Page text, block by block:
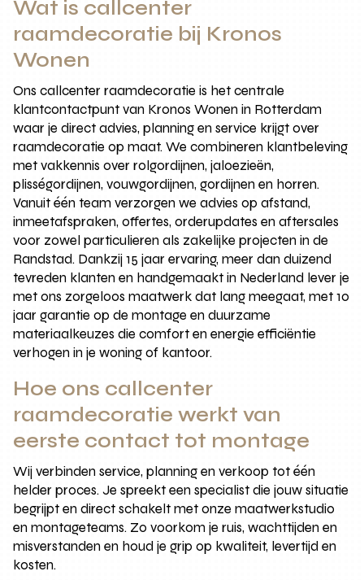
Wat is callcenter
raamdecoratie bij Kronos
Wonen
Ons callcenter raamdecoratie is het centrale
klantcontactpunt van Kronos Wonen in Rotterdam
waar je direct advies, planning en service krijgt over
raamdecoratie op maat. We combineren klantbeleving
met vakkennis over rolgordijnen, jaloezieën,
plisségordijnen, vouwgordijnen, gordijnen en horren.
Vanuit één team verzorgen we advies op afstand,
inmeetafspraken, offertes, orderupdates en aftersales
voor zowel particulieren als zakelijke projecten in de
Randstad. Dankzij 15 jaar ervaring, meer dan duizend
tevreden klanten en handgemaakt in Nederland lever je
met ons zorgeloos maatwerk dat lang meegaat, met 10
jaar garantie op de montage en duurzame
materiaalkeuzes die comfort en energie efficiëntie
verhogen in je woning of kantoor.
Hoe ons callcenter
raamdecoratie werkt van
eerste contact tot montage
Wij verbinden service, planning en verkoop tot één
helder proces. Je spreekt een specialist die jouw situatie
begrijpt en direct schakelt met onze maatwerkstudio
en montageteams. Zo voorkom je ruis, wachttijden en
misverstanden en houd je grip op kwaliteit, levertijd en
kosten.